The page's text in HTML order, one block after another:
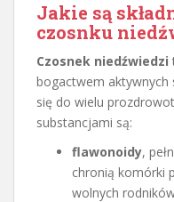
Jakie są
czosnku
Czosnek niedźwiedzi
bogactwem aktywnych
się do wielu
substancjami są:
flawonoidy,
chronią komórki
wolnych